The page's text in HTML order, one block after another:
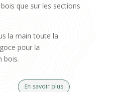
que sur les sections
la main toute la
pour la
bois.
En savoir plus